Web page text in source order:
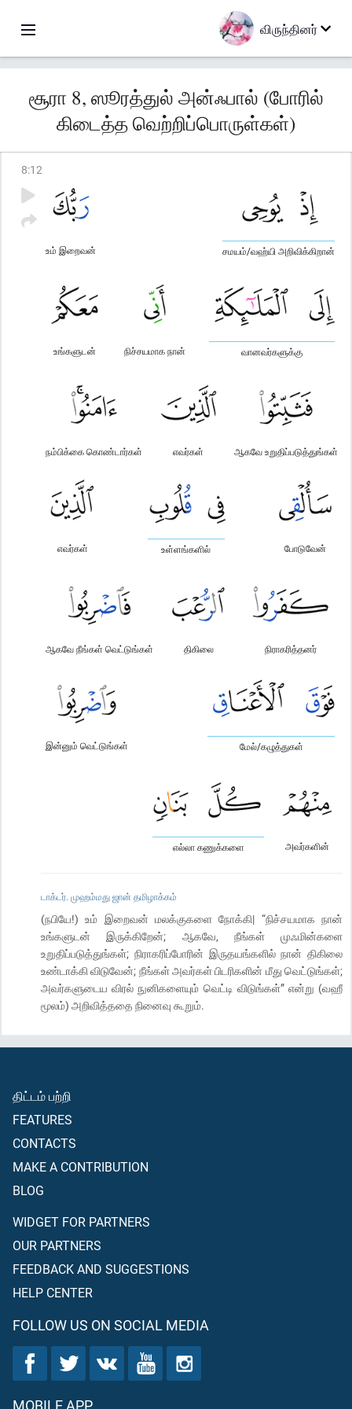
விருந்தினர்
சூரா 8, ஸூரத்துல் அன்ஃபால் (போரில்
கிடைத்த வெற்றிப்பொருள்கள்)
8:12
சமயம்/வஹ்யி அறிவிக்கிறான்
உம் இறைவன்
வானவர்களுக்கு
நிச்சயமாக நான்
உங்களுடன்
ஆகவே உறுதிப்படுத்துங்கள்
எவர்கள்
நம்பிக்கை கொண்டார்கள்
போடுவேன்
உள்ளங்களில்
எவர்கள்
நிராகரித்தனர்
திகிலை
ஆகவே நீங்கள் வெட்டுங்கள்
மேல்/கழுத்துகள்
இன்னும் வெட்டுங்கள்
அவர்களின்
எல்லா கணுக்களை
டாக்டர். முஹம்மது ஜான் தமிழாக்கம்
(நபியே!) உம் இறைவன் மலக்குகளை நோக்கி| “நிச்சயமாக நான்
உங்களுடன் இருக்கிறேன்; ஆகவே, நீங்கள் முஃமின்களை
உறுதிப்படுத்துங்கள்; நிராகரிப்போரின் இருதயங்களில் நான் திகிலை
உண்டாக்கி விடுவேன்; நீங்கள் அவர்கள் பிடரிகளின் மீது வெட்டுங்கள்;
அவர்களுடைய விரல் நுனிகளையும் வெட்டி விடுங்கள்” என்று (வஹீ
மூலம்) அறிவித்ததை நினைவு கூறும்.
திட்டம் பற்றி
FEATURES
CONTACTS
MAKE A CONTRIBUTION
BLOG
WIDGET FOR PARTNERS
OUR PARTNERS
FEEDBACK AND SUGGESTIONS
HELP CENTER
FOLLOW US ON SOCIAL MEDIA
MOBILE APP